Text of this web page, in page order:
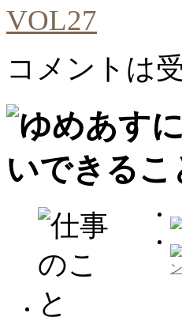
VOL27
コメントは